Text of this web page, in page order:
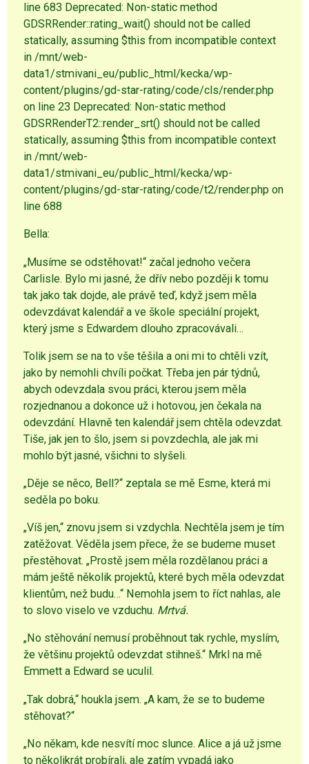
line 683 Deprecated: Non-static method
GDSRRender::rating_wait() should not be called
statically, assuming $this from incompatible context
in /mnt/web-
data1/stmivani_eu/public_html/kecka/wp-
content/plugins/gd-star-rating/code/cls/render.php
on line 23 Deprecated: Non-static method
GDSRRenderT2::render_srt() should not be called
statically, assuming $this from incompatible context
in /mnt/web-
data1/stmivani_eu/public_html/kecka/wp-
content/plugins/gd-star-rating/code/t2/render.php on
line 688
Bella:
„Musíme se odstěhovat!“ začal jednoho večera
Carlisle. Bylo mi jasné, že dřív nebo později k tomu
tak jako tak dojde, ale právě teď, když jsem měla
odevzdávat kalendář a ve škole speciální projekt,
který jsme s Edwardem dlouho zpracovávali…
Tolik jsem se na to vše těšila a oni mi to chtěli vzít,
jako by nemohli chvíli počkat. Třeba jen pár týdnů,
abych odevzdala svou práci, kterou jsem měla
rozjednanou a dokonce už i hotovou, jen čekala na
odevzdání. Hlavně ten kalendář jsem chtěla odevzdat.
Tiše, jak jen to šlo, jsem si povzdechla, ale jak mi
mohlo být jasné, všichni to slyšeli.
„Děje se něco, Bell?“ zeptala se mě Esme, která mi
seděla po boku.
„Víš jen,“ znovu jsem si vzdychla. Nechtěla jsem je tím
zatěžovat. Věděla jsem přece, že se budeme muset
přestěhovat. „Prostě jsem měla rozdělanou práci a
mám ještě několik projektů, které bych měla odevzdat
klientům, než budu…“ Nemohla jsem to říct nahlas, ale
to slovo viselo ve vzduchu. Mrtvá.
„No stěhování nemusí proběhnout tak rychle, myslím,
že většinu projektů odevzdat stihneš.“ Mrkl na mě
Emmett a Edward se uculil.
„Tak dobrá,“ houkla jsem. „A kam, že se to budeme
stěhovat?“
„No někam, kde nesvítí moc slunce. Alice a já už jsme
to několikrát probírali, ale zatím vypadá jako